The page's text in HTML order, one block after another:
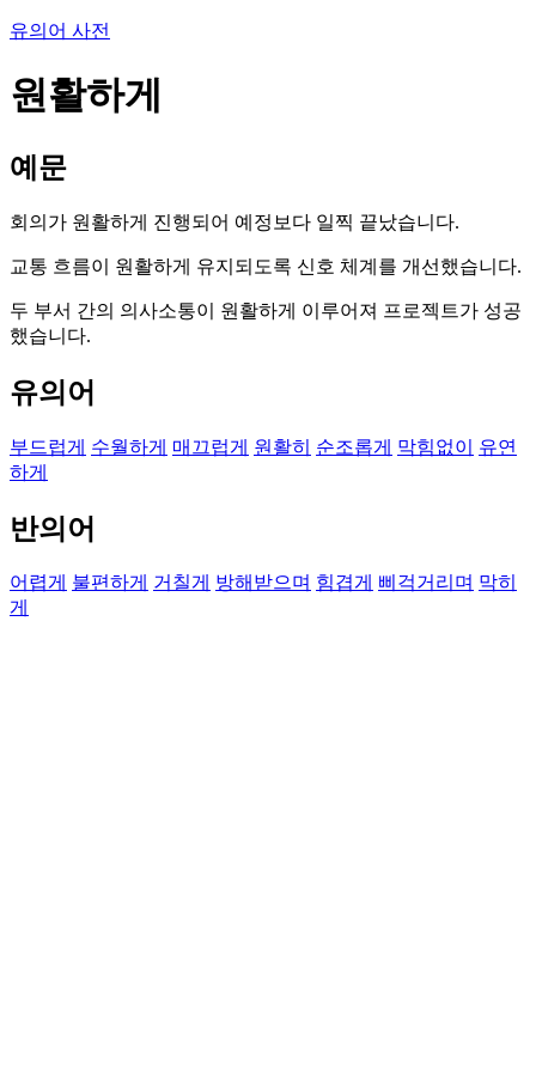
유의어 사전
원활하게
예문
회의가 원활하게 진행되어 예정보다 일찍 끝났습니다.
교통 흐름이 원활하게 유지되도록 신호 체계를 개선했습니다.
두 부서 간의 의사소통이 원활하게 이루어져 프로젝트가 성공
했습니다.
유의어
부드럽게 수월하게 매끄럽게 원활히 순조롭게 막힘없이
유연
하게
반의어
어렵게 불편하게 거칠게 방해받으며 힘겹게 삐걱거리며 막히
게